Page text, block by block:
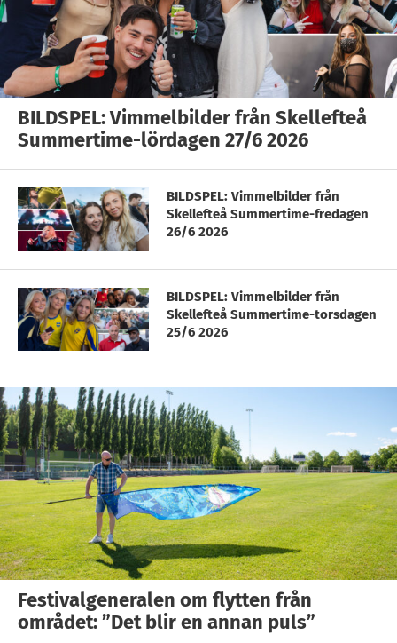
BILDSPEL: Vimmelbilder från Skellefteå
Summertime-lördagen 27/6 2026
BILDSPEL: Vimmelbilder från
Skellefteå Summertime-fredagen
26/6 2026
BILDSPEL: Vimmelbilder från
Skellefteå Summertime-torsdagen
25/6 2026
Festivalgeneralen om flytten från
området: ”Det blir en annan puls”